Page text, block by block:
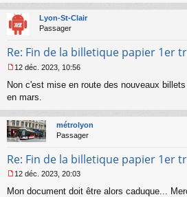
g
e
n
n
u
Lyon-St-Clair
Passager
Re: Fin de la billetique papier 1er
e
s
a
g
e
o
l
u
12 déc. 2023, 10:56
Non c'est mise en route des nouveaux
en mars.
métrolyon
Passager
Re: Fin de la billetique papier 1er
e
12 déc. 2023, 20:03
Mon document doit être alors caduque...